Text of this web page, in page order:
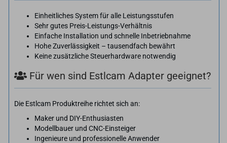
Einheitliches System für alle Leistungsstufen
Sehr gutes Preis-Leistungs-Verhältnis
Einfache Installation und schnelle Inbetriebnahme
Hohe Zuverlässigkeit – tausendfach bewährt
Keine zusätzliche Steuerhardware notwendig
Für wen sind Estlcam Adapter geeignet?
Die Estlcam Produktreihe richtet sich an:
Maker und DIY-Enthusiasten
Modellbauer und CNC-Einsteiger
Ingenieure und professionelle Anwender